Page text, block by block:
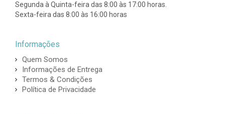
Segunda à Quinta-feira das 8:00 às 17:00 horas.
Sexta-feira das 8:00 às 16:00 horas
Informações
Quem Somos
Informações de Entrega
Termos & Condições
Política de Privacidade